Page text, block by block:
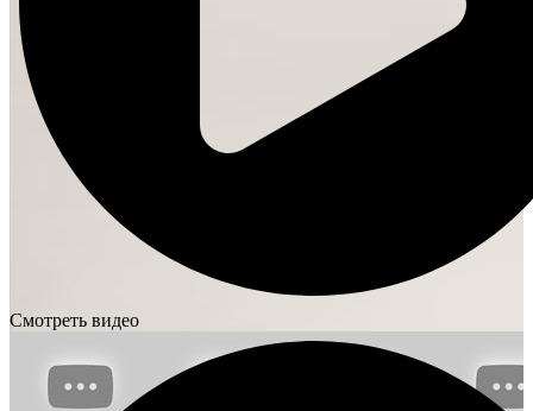
Смотреть видео